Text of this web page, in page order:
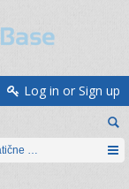
Log in or Sign up
ploče i grafičke